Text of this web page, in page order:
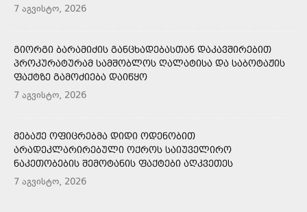
7 აგვისტო, 2026
ᲒᲘᲝᲠᲒᲘ ᲑᲐᲠᲐᲛᲘᲫᲘᲡ ᲒᲐᲜᲪᲮᲐᲓᲔᲑᲐᲡᲗᲐᲜ ᲓᲐᲙᲐᲕᲨᲘᲠᲔᲑᲘᲗ
ᲞᲠᲝᲙᲣᲠᲐᲢᲣᲠᲐᲛ ᲡᲐᲛᲨᲝᲑᲚᲝᲡ ᲦᲐᲚᲐᲢᲘᲡᲐ ᲓᲐ ᲡᲐᲑᲝᲢᲐᲟᲘᲡ
ᲤᲐᲥᲢᲖᲔ ᲒᲐᲛᲝᲫᲘᲔᲑᲐ ᲓᲐᲘᲬᲧᲝ
7 აგვისტო, 2026
ᲛᲔᲑᲐᲟᲔ ᲝᲤᲘᲪᲠᲔᲑᲛᲐ ᲓᲘᲓᲘ ᲝᲓᲔᲜᲝᲑᲘᲗ
ᲐᲠᲐᲓᲔᲙᲚᲐᲠᲘᲠᲔᲑᲣᲚᲘ ᲝᲥᲠᲝᲡ ᲡᲐᲘᲣᲕᲔᲚᲘᲠᲝ
ᲜᲐᲙᲔᲗᲝᲑᲔᲑᲘᲡ ᲨᲔᲛᲝᲢᲐᲜᲘᲡ ᲤᲐᲥᲢᲔᲑᲘ ᲐᲦᲙᲕᲔᲗᲔᲡ
7 აგვისტო, 2026